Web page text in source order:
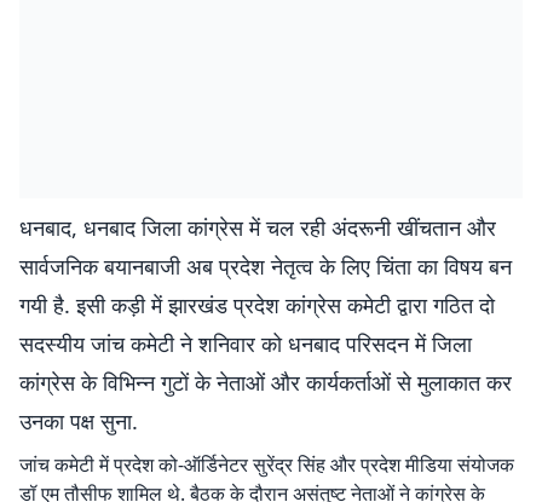
धनबाद, धनबाद जिला कांग्रेस में चल रही अंदरूनी खींचतान और
सार्वजनिक बयानबाजी अब प्रदेश नेतृत्व के लिए चिंता का विषय बन
गयी है. इसी कड़ी में झारखंड प्रदेश कांग्रेस कमेटी द्वारा गठित दो
सदस्यीय जांच कमेटी ने शनिवार को धनबाद परिसदन में जिला
कांग्रेस के विभिन्न गुटों के नेताओं और कार्यकर्ताओं से मुलाकात कर
उनका पक्ष सुना.
जांच कमेटी में प्रदेश को-ऑर्डिनेटर सुरेंद्र सिंह और प्रदेश मीडिया संयोजक
डॉ एम तौसीफ शामिल थे. बैठक के दौरान असंतुष्ट नेताओं ने कांग्रेस के